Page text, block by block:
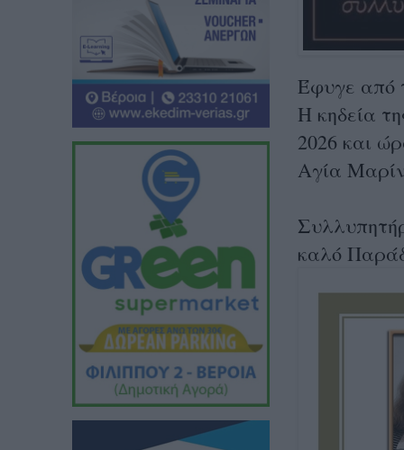
Έφυγε από
Η κηδεία
2026 και
Αγία
καλό